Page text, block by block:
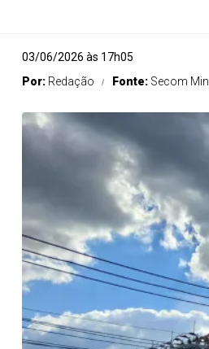
03/06/2026 às 17h05
Por: Redação Fonte: Secom